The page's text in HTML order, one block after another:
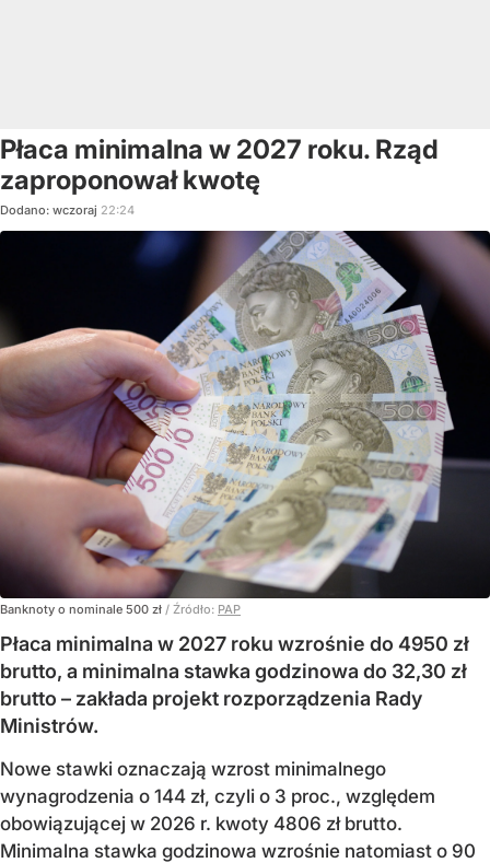
Płaca minimalna w 2027 roku. Rząd
zaproponował kwotę
Dodano: wczoraj 22:24
Banknoty o nominale 500 zł / Źródło: PAP
Płaca minimalna w 2027 roku wzrośnie do 4950 zł
brutto, a minimalna stawka godzinowa do 32,30 zł
brutto – zakłada projekt rozporządzenia Rady
Ministrów.
Nowe stawki oznaczają wzrost minimalnego
wynagrodzenia o 144 zł, czyli o 3 proc., względem
obowiązującej w 2026 r. kwoty 4806 zł brutto.
Minimalna stawka godzinowa wzrośnie natomiast o 90